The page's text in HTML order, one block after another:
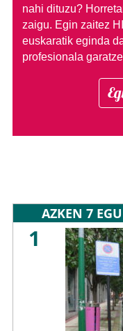
nahi dituzu?
zaigu. Egin zaitez
euskaratik eginda
profesionala
AZKEN 7
1